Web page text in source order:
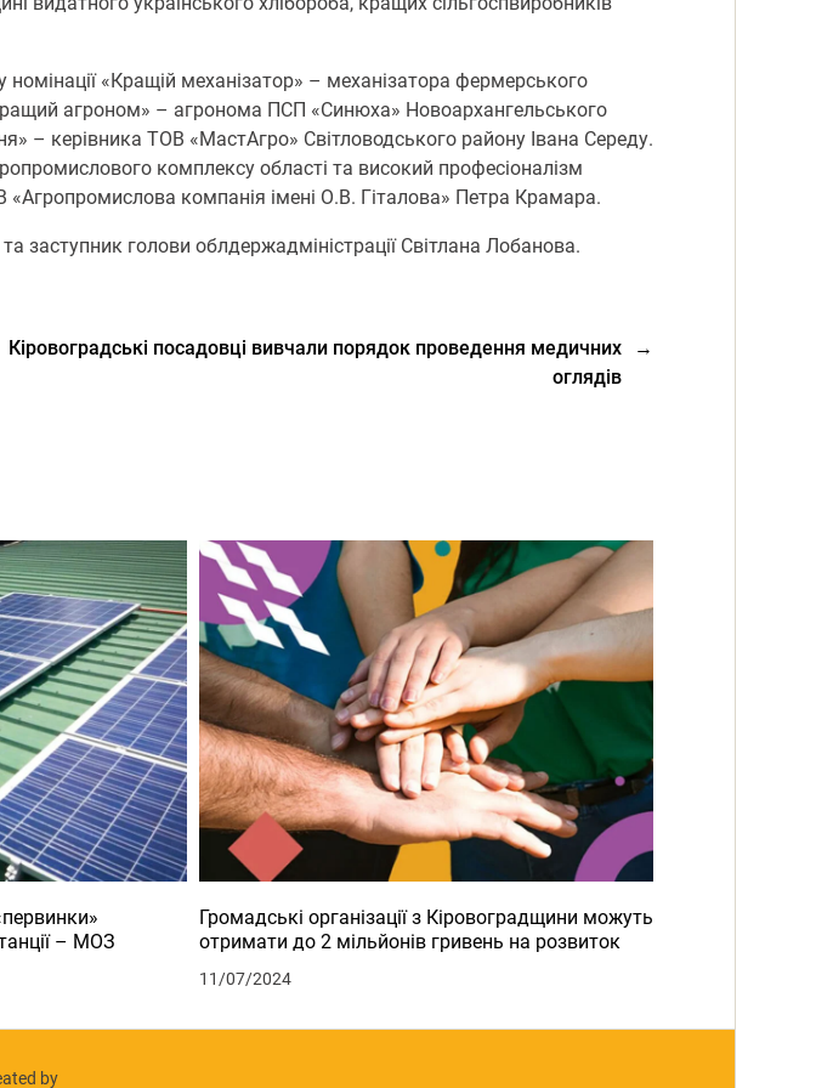
«Кращій механізатор» – механізатора фермерського
агроном» – агронома ПСП «Синюха» Новоархангельського
– керівника ТОВ «МастАгро» Світловодського району Івана Середу.
комплексу області та високий професіоналізм
«Агропромислова компанія імені О.В. Гіталова» Петра Крамара.
голови облдержадміністрації Світлана Лобанова.
→
Кіровоградські посадовці вивчали порядок проведення медичних
оглядів
– МОЗ
Громадські організації з Кіровоградщини можуть
отримати до 2 мільйонів гривень на розвиток
11/07/2024
by